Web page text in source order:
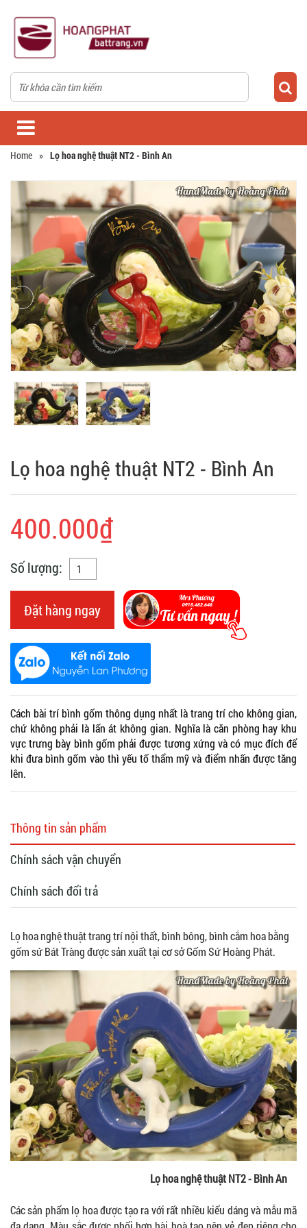
Home » Lọ hoa nghệ thuật NT2 - Bình An
Lọ hoa nghệ thuật NT2 - Bình An
400.000₫
Số lượng:
Đặt hàng ngay
Cách bài trí bình gốm thông dụng nhất là trang trí cho không gian,
chứ không phải là lấn át không gian. Nghĩa là căn phòng hay khu
vực trưng bày bình gốm phải được tương xứng và có mục đích để
khi đưa bình gốm vào thì yếu tố thẩm mỹ và điểm nhấn được tăng
lên.
Thông tin sản phẩm
Chính sách vận chuyển
Chính sách đổi trả
Lọ hoa nghệ thuật trang trí nội thất, bình bông, bình cắm hoa bằng
gốm sứ Bát Tràng được sản xuất tại cơ sở Gốm Sứ Hoàng Phát.
Lọ hoa nghệ thuật NT2 - Bình An
Các sản phẩm lọ hoa được tạo ra với rất nhiều kiểu dáng và mẫu mã